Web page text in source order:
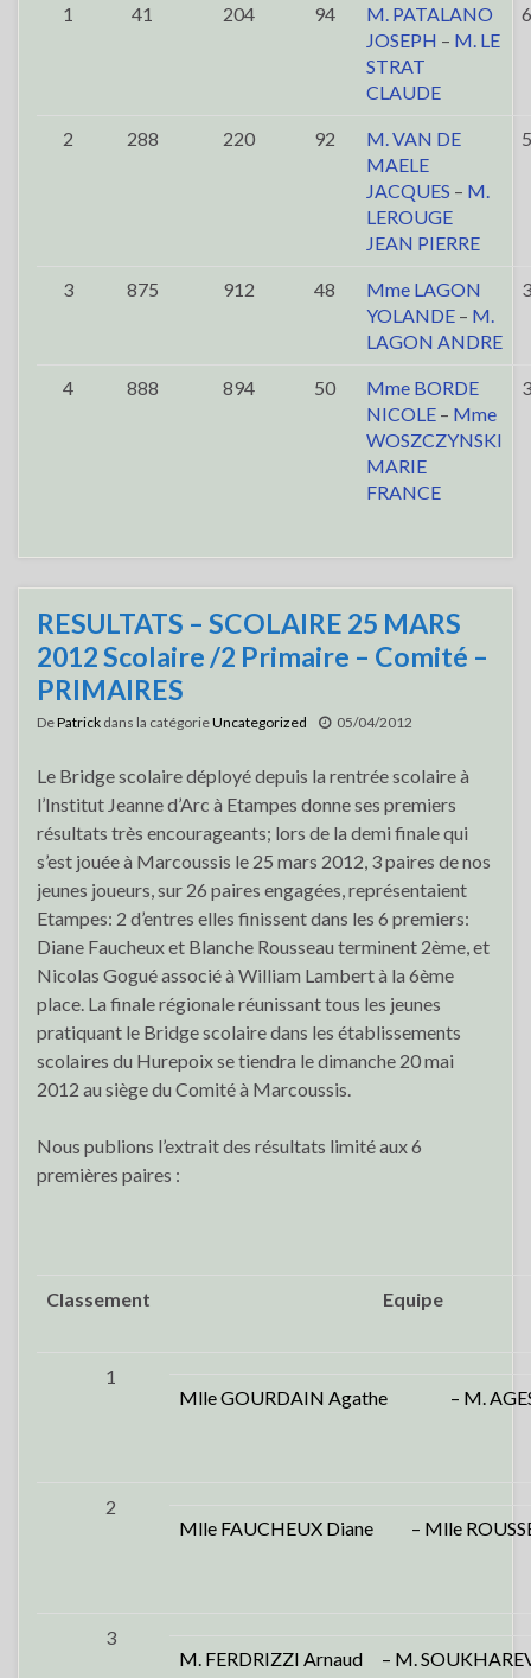
1 41 204 94
M. PATALANO
JOSEPH – M. LE
STRAT
CLAUDE
2 288 220 92
M. VAN DE
MAELE
JACQUES – M.
LEROUGE
JEAN PIERRE
3 875 912 48
Mme LAGON
YOLANDE – M.
LAGON ANDRE
4 888 894 50
Mme BORDE
NICOLE – Mme
WOSZCZYNSKI
MARIE
FRANCE
RESULTATS – SCOLAIRE 25 MARS
2012 Scolaire /2 Primaire – Comité –
PRIMAIRES
DePatrick dans la catégorieUncategorized 05/04/2012
Le Bridge scolaire déployé depuis la rentrée scolaire à
l’Institut Jeanne d’Arc à Etampes donne ses premiers
résultats très encourageants; lors de la demi finale qui
s’est jouée à Marcoussis le 25 mars 2012, 3 paires de nos
jeunes joueurs, sur 26 paires engagées, représentaient
Etampes: 2 d’entres elles finissent dans les 6 premiers:
Diane Faucheux et Blanche Rousseau terminent 2ème, et
Nicolas Gogué associé à William Lambert à la 6ème
place. La finale régionale réunissant tous les jeunes
pratiquant le Bridge scolaire dans les établissements
scolaires du Hurepoix se tiendra le dimanche 20 mai
2012 au siège du Comité à Marcoussis.
Nous publions l’extrait des résultats limité aux 6
premières paires :
Classement Equipe
1
Mlle GOURDAIN Agathe
– M.
2
Mlle FAUCHEUX Diane
– Mlle
3
M. FERDRIZZI Arnaud
– M.